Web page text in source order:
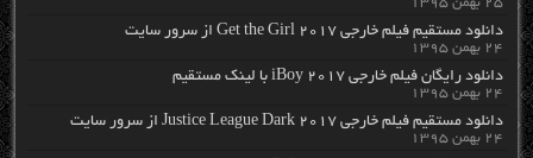
۲۵ بهمن ۱۳۹۵
دانلود مستقیم فیلم خارجی Get the Girl 2017 از سرور سایت
۲۴ بهمن ۱۳۹۵
دانلود رایگان فیلم خارجی iBoy 2017 با لینک مستقیم
۲۴ بهمن ۱۳۹۵
دانلود مستقیم فیلم خارجی Justice League Dark 2017 از سرور سایت
۲۴ بهمن ۱۳۹۵